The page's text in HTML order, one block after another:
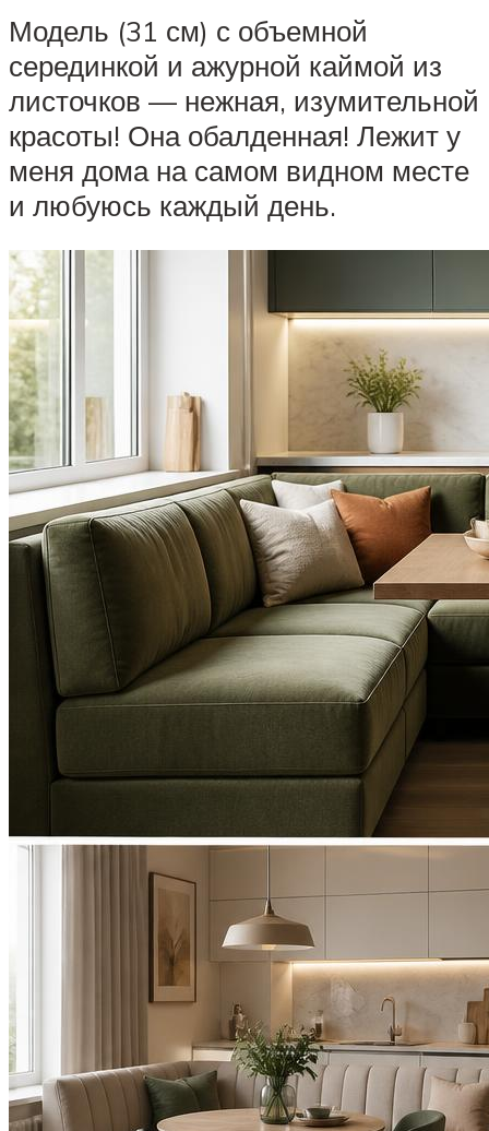
Модель (31 см) с объемной
серединкой и ажурной каймой из
листочков — нежная, изумительной
красоты! Она обалденная! Лежит у
меня дома на самом видном месте
и любуюсь каждый день.